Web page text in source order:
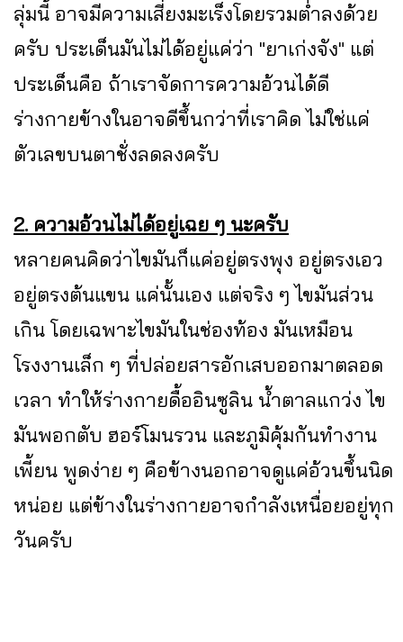
ลุ่มนี้ อาจมีความเสี่ยงมะเร็งโดยรวมต่ำลงด้วย
ครับ ประเด็นมันไม่ได้อยู่แค่ว่า "ยาเก่งจัง" แต่
ประเด็นคือ ถ้าเราจัดการความอ้วนได้ดี
ร่างกายข้างในอาจดีขึ้นกว่าที่เราคิด ไม่ใช่แค่
ตัวเลขบนตาชั่งลดลงครับ
2. ความอ้วนไม่ได้อยู่เฉย ๆ นะครับ
หลายคนคิดว่าไขมันก็แค่อยู่ตรงพุง อยู่ตรงเอว
อยู่ตรงต้นแขน แค่นั้นเอง แต่จริง ๆ ไขมันส่วน
เกิน โดยเฉพาะไขมันในช่องท้อง มันเหมือน
โรงงานเล็ก ๆ ที่ปล่อยสารอักเสบออกมาตลอด
เวลา ทำให้ร่างกายดื้ออินซูลิน น้ำตาลแกว่ง ไข
มันพอกตับ ฮอร์โมนรวน และภูมิคุ้มกันทำงาน
เพี้ยน พูดง่าย ๆ คือข้างนอกอาจดูแค่อ้วนขึ้นนิด
หน่อย แต่ข้างในร่างกายอาจกำลังเหนื่อยอยู่ทุก
วันครับ